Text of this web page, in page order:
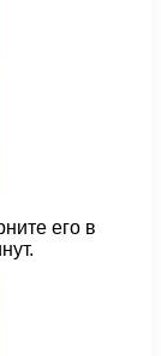
его в